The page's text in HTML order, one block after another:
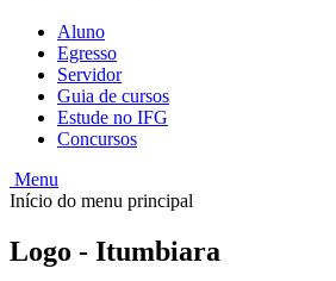
Aluno
Egresso
Servidor
Guia de cursos
Estude no IFG
Concursos
Menu
Início do menu principal
Logo - Itumbiara